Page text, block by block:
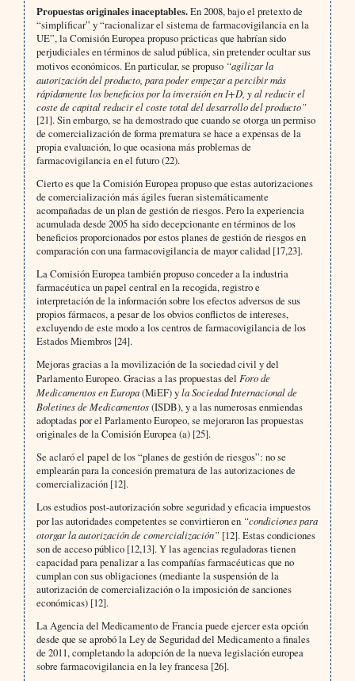
Propuestas originales inaceptables.En 2008, bajo el pretexto de
“simplificar” y “racionalizar el sistema de farmacovigilancia en la
UE”, la Comisión Europea propuso prácticas que habrían sido
perjudiciales en términos de salud pública, sin pretender ocultar sus
motivos económicos. En particular, se propuso “agilizar la
autorización del producto, para poder empezar a percibir más
rápidamente los beneficios por la inversión en I+D, y al reducir el
coste de capital reducir el coste total del desarrollo del producto”
[21]. Sin embargo, se ha demostrado que cuando se otorga un permiso
de comercialización de forma prematura se hace a expensas de la
propia evaluación, lo que ocasiona más problemas de
farmacovigilancia en el futuro (22).
Cierto es que la Comisión Europea propuso que estas autorizaciones
de comercialización más ágiles fueran sistemáticamente
acompañadas de un plan de gestión de riesgos. Pero la experiencia
acumulada desde 2005 ha sido decepcionante en términos de los
beneficios proporcionados por estos planes de gestión de riesgos en
comparación con una farmacovigilancia de mayor calidad [17,23].
La Comisión Europea también propuso conceder a la industria
farmacéutica un papel central en la recogida, registro e
interpretación de la información sobre los efectos adversos de sus
propios fármacos, a pesar de los obvios conflictos de intereses,
excluyendo de este modo a los centros de farmacovigilancia de los
Estados Miembros [24].
Mejoras gracias a la movilización de la sociedad civil y del
Parlamento Europeo. Gracias a las propuestas del Foro de
Medicamentos en Europa(MiEF) yla Sociedad Internacional de
Boletines de Medicamentos(ISDB), y a las numerosas enmiendas
adoptadas por el Parlamento Europeo, se mejoraron las propuestas
originales de la Comisión Europea (a) [25].
Se aclaró el papel de los “planes de gestión de riesgos”: no se
emplearán para la concesión prematura de las autorizaciones de
comercialización [12].
Los estudios post-autorización sobre seguridad y eficacia impuestos
por las autoridades competentes se convirtieron en “condiciones para
otorgar la autorización de comercialización” [12]. Estas condiciones
son de acceso público [12,13]. Y las agencias reguladoras tienen
capacidad para penalizar a las compañías farmacéuticas que no
cumplan con sus obligaciones (mediante la suspensión de la
autorización de comercialización o la imposición de sanciones
económicas) [12].
La Agencia del Medicamento de Francia puede ejercer esta opción
desde que se aprobó la Ley de Seguridad del Medicamento a finales
de 2011, completando la adopción de la nueva legislación europea
sobre farmacovigilancia en la ley francesa [26].